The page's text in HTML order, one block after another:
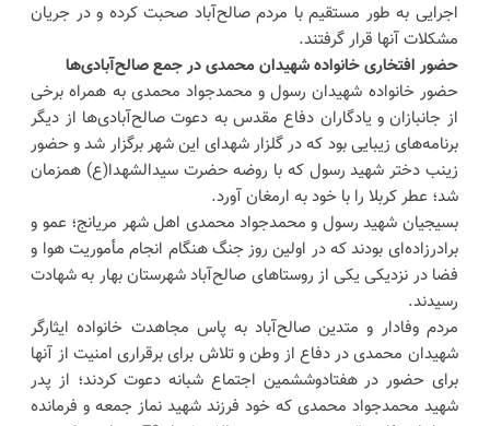
اجرایی به طور مستقیم با مردم صالح‌آباد صحبت کرده و در جریان
مشکلات آنها قرار گرفتند.
حضور افتخاری خانواده شهیدان محمدی در جمع صالح‌آبادی‌ها
حضور خانواده شهیدان رسول و محمدجواد محمدی به همراه برخی
از جانبازان و یادگاران دفاع مقدس به دعوت صالح‌آبادی‌ها از دیگر
برنامه‌های زیبایی بود که در گلزار شهدای این شهر برگزار شد و حضور
زینب دختر شهید رسول که با روضه حضرت سیدالشهدا(ع) همزمان
شد؛ عطر کربلا را با خود به ارمغان آورد.
بسیجیان شهید رسول و محمدجواد محمدی اهل شهر مریانج؛ عمو و
برادرزاده‌ای بودند که در اولین روز جنگ هنگام انجام مأموریت هوا و
فضا در نزدیکی یکی از روستاهای صالح‌آباد شهرستان بهار به شهادت
رسیدند.
مردم وفادار و متدین صالح‌آباد به پاس مجاهدت خانواده ایثارگر
شهیدان محمدی در دفاع از وطن و تلاش برای برقراری امنیت از آنها
برای حضور در هفتادوششمین اجتماع شبانه دعوت کردند؛ از پدر
شهید محمدجواد محمدی که خود فرزند شهید نماز جمعه و فرمانده